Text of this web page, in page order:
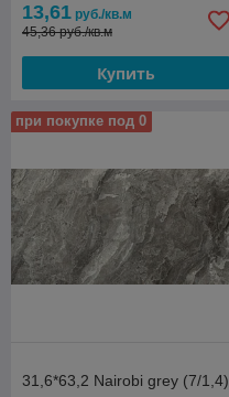
13,61 руб./кв.м
45,36 руб./кв.м
Купить
при покупке под 0
31,6*63,2 Nairobi grey (7/1,4)